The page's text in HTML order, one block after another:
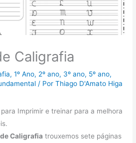
Caligrafia
,1º Ano, 2º ano, 3º ano, 5º ano,
/ PorThiago D'Amato Higa
Imprimir e treinar para a melhora
Caligrafia trouxemos sete páginas